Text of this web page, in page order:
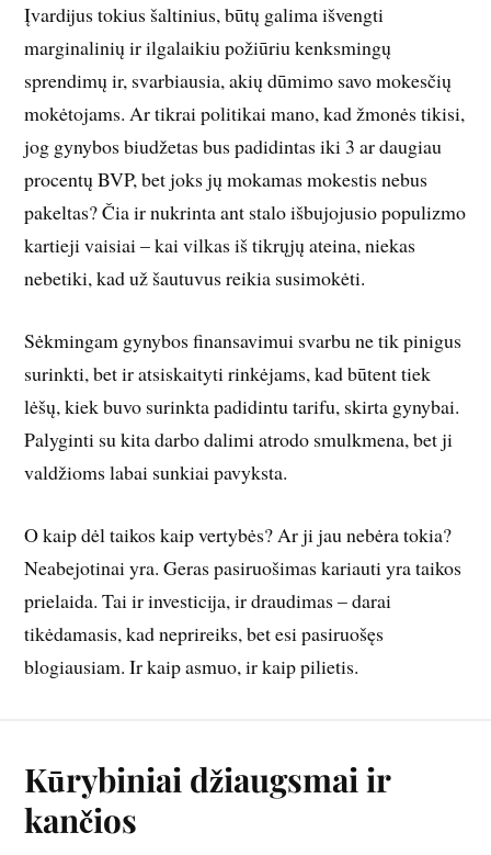
Įvardijus tokius šaltinius, būtų galima išvengti
marginalinių ir ilgalaikiu požiūriu kenksmingų
sprendimų ir, svarbiausia, akių dūmimo savo mokesčių
mokėtojams. Ar tikrai politikai mano, kad žmonės tikisi,
jog gynybos biudžetas bus padidintas iki 3 ar daugiau
procentų BVP, bet joks jų mokamas mokestis nebus
pakeltas? Čia ir nukrinta ant stalo išbujojusio populizmo
kartieji vaisiai – kai vilkas iš tikrųjų ateina, niekas
nebetiki, kad už šautuvus reikia susimokėti.
Sėkmingam gynybos finansavimui svarbu ne tik pinigus
surinkti, bet ir atsiskaityti rinkėjams, kad būtent tiek
lėšų, kiek buvo surinkta padidintu tarifu, skirta gynybai.
Palyginti su kita darbo dalimi atrodo smulkmena, bet ji
valdžioms labai sunkiai pavyksta.
O kaip dėl taikos kaip vertybės? Ar ji jau nebėra tokia?
Neabejotinai yra. Geras pasiruošimas kariauti yra taikos
prielaida. Tai ir investicija, ir draudimas – darai
tikėdamasis, kad neprireiks, bet esi pasiruošęs
blogiausiam. Ir kaip asmuo, ir kaip pilietis.
Kūrybiniai džiaugsmai ir
kančios